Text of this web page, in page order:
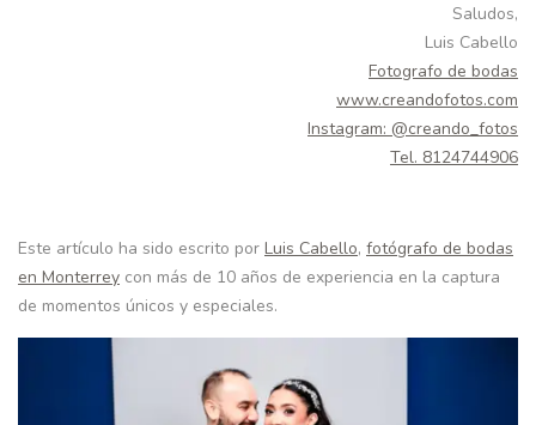
Saludos,
Luis Cabello
Fotografo de bodas
www.creandofotos.com
Instagram: @creando_fotos
Tel. 8124744906
Este artículo ha sido escrito por Luis Cabello, fotógrafo de bodas
en Monterrey con más de 10 años de experiencia en la captura
de momentos únicos y especiales.